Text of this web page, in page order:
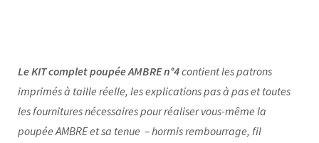
Le KIT complet poupée AMBREn°4contient les patrons
imprimés à taille réelle, les explications pas à pas et toutes
les fournitures nécessaires pour réaliser vous-même la
poupée AMBRE et sa tenue – hormis rembourrage, fil